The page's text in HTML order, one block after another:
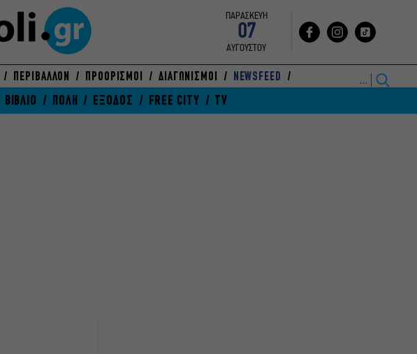
ΠΑΡΑΣΚΕΥΗ
07
ΑΥΓΟΥΣΤΟΥ
ΠΕΡΙΒΑΛΛΟΝ ΠΡΟΟΡΙΣΜΟΙ ΔΙΑΓΩΝΙΣΜΟΙ NEWSFEED
ΒΙΒΛΙΟ ΠΟΛΗ ΕΞΟΔΟΣ FREE CITY TV